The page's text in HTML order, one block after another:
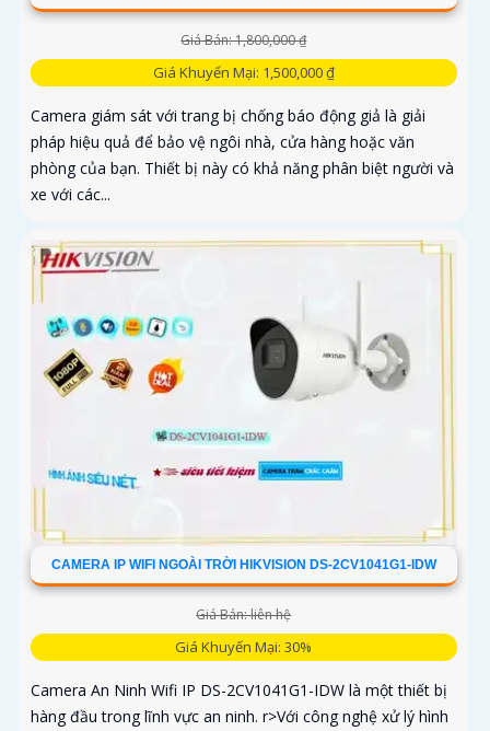
Giá Bán: 1,800,000 ₫
Giá Khuyến Mại: 1,500,000 ₫
Camera giám sát với trang bị chống báo động giả là giải
pháp hiệu quả để bảo vệ ngôi nhà, cửa hàng hoặc văn
phòng của bạn. Thiết bị này có khả năng phân biệt người và
xe với các...
CAMERA IP WIFI NGOÀI TRỜI HIKVISION DS-2CV1041G1-IDW
Giá Bán: liên hệ
Giá Khuyến Mại: 30%
Camera An Ninh Wifi IP DS-2CV1041G1-IDW là một thiết bị
hàng đầu trong lĩnh vực an ninh. r>Với công nghệ xử lý hình